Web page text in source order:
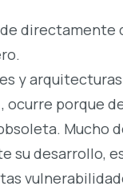
y
porque
Mucho
su desarrollo,